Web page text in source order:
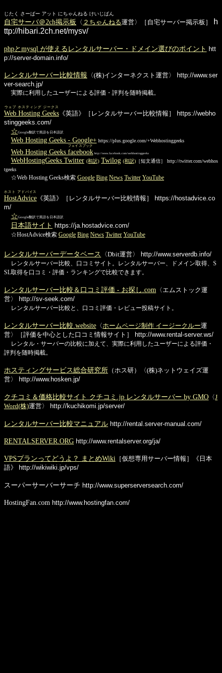
じたく さーばー アット にちゃんねる けいじばん
自宅サーバ＠2ch掲示板 〈 ２ちゃんねる運営〉［自宅サーバー掲示板］
h
ttp://hibari.2ch.net/mysv/
phpとmysql が使えるレンタルサーバー・ドメイン選びのポイント
htt
p://server-domain.info/
レンタルサーバー比較情報 〈(株)インターネクスト運営〉
http://www.ser
ver-search.jp/
実際に利用したユーザーによる評価・評判を随時掲載。
Web Hosting Geeks
ウェブ ホスティング ジークス
《英語》［レンタルサーバー比較情報］
https://webho
stinggeeks.com/
☆Google翻訳で英語を日本語訳
Web Hosting Geeks - Google+ https://plus.google.com/+Webhostinggeeks
Web Hosting Geeks facebook
フェイスブック
http://www.facebook.com/webhostinggeeks
WebHostingGeeks Twitter (和訳) Twilog (和訳) ［短文通信］ http://twitter.com/webhos
tgeeks
☆Web Hosting Geeks検索 Google Bing News Twitter YouTube
HostAdvice
ホスト アドバイス
《英語》［レンタルサーバー比較情報］
https://hostadvice.co
m/
☆Google翻訳で英語を日本語訳
日本語サイト
https://ja.hostadvice.com/
☆HostAdvice検索 Google Bing News Twitter YouTube
レンタルサーバーデータベース 〈Dbit運営〉
http://www.serverdb.info/
レンタルサーバー比較、口コミサイト。レンタルサーバー、ドメイン取得、S
SL取得を口コミ・評価・ランキングで比較できます。
レンタルサーバー比較＆口コミ評価 - お探し.com 〈エムストック運
営〉
http://sv-seek.com/
レンタルサーバー比較と、口コミ評価・レビュー投稿サイト。
レンタルサーバー比較.website 〈 ホームページ制作 イージークルー運
営〉［評価を中心とした口コミ情報サイト］
http://www.rental-server.ws/
レンタル・サーバーの比較に加えて、実際に利用したユーザーによる評価・
評判を随時掲載。
ホスティングサービス総合研究所 （ホス研）〈(株)ネットウェイズ運
営〉
http://www.hosken.jp/
クチコミ＆価格比較サイト クチコミ.jp レンタルサーバー by GMO 〈J
Word(株)運営〉 http://kuchikomi.jp/server/
レンタルサーバー比較マニュアル http://rental.server-manual.com/
RENTALSERVER.ORG http://www.rentalserver.org/ja/
VPSプランってどうよ？ まとめWiki ［仮想専用サーバー情報］《日本
語》
http://wikiwiki.jp/vps/
スーパーサーバーサーチ http://www.superserversearch.com/
HostingFan.com http://www.hostingfan.com/